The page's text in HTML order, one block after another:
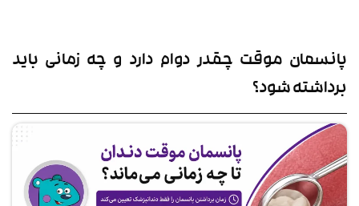
پانسمان موقت چقدر دوام دارد و چه زمانی باید
برداشته شود؟